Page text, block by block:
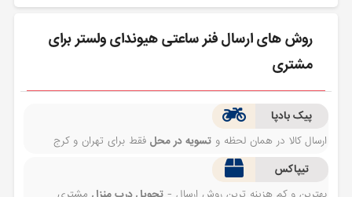
روش های ارسال فنر ساعتی هیوندای ولستر برای
مشتری
پیک بادپا
ارسال کالا در همان لحظه وتسویه در محل فقط برای تهران و کرج
تیپاکس